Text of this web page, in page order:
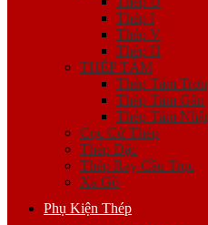
Thép I
Thép V
Thép H
THÉP TẤM
Thép Tấm Trơn
Thép Tấm Gân
Thép Tấm
Cọc Cừ Thép
Thép Đặc
Thép Ray Cầu Trục
Xà Gồ
Phụ Kiện Thép